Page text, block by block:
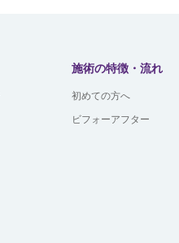
施術の特徴・流れ
初めての方へ
ビフォーアフター